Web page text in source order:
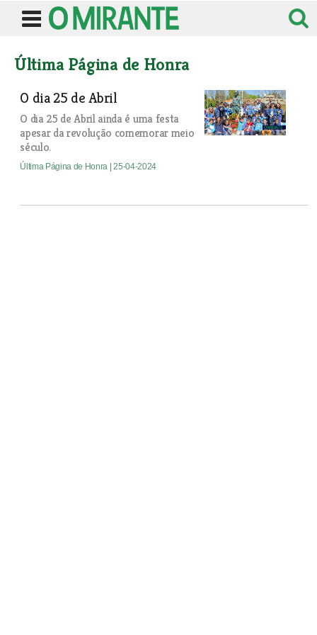
Última Página de Honra
O dia 25 de Abril
O dia 25 de Abril ainda é uma festa
apesar da revolução comemorar meio
século.
Última Página de Honra | 25-04-2024